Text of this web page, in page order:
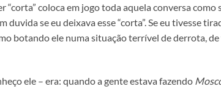
“corta” coloca em jogo toda aquela conversa como
se eu deixava esse “corta”. Se eu tivesse
botando ele numa situação terrível de derrota, de
ele – era: quando a gente estava fazendo